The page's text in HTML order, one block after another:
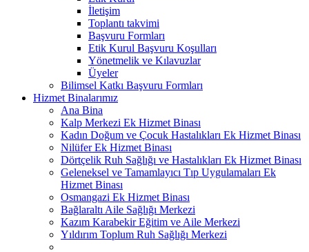
İletişim
Toplantı takvimi
Başvuru Formları
Etik Kurul Başvuru Koşulları
Yönetmelik ve Kılavuzlar
Üyeler
Bilimsel Katkı Başvuru Formları
Hizmet Binalarımız
Ana Bina
Kalp Merkezi Ek Hizmet Binası
Kadın Doğum ve Çocuk Hastalıkları Ek Hizmet Binası
Nilüfer Ek Hizmet Binası
Dörtçelik Ruh Sağlığı ve Hastalıkları Ek Hizmet Binası
Geleneksel ve Tamamlayıcı Tıp Uygulamaları Ek
Hizmet Binası
Osmangazi Ek Hizmet Binası
Bağlaraltı Aile Sağlığı Merkezi
Kazım Karabekir Eğitim ve Aile Merkezi
Yıldırım Toplum Ruh Sağlığı Merkezi